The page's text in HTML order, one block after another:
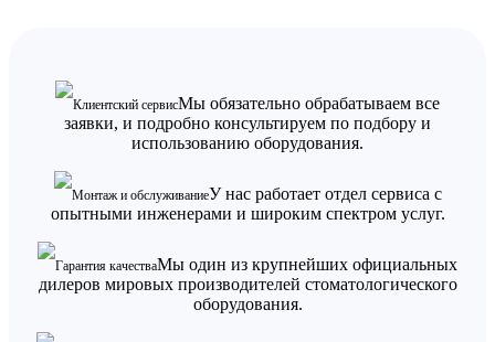
Клиентский сервисМы обязательно обрабатываем все
заявки, и подробно консультируем по подбору и
использованию оборудования.
Монтаж и обслуживаниеУ нас работает отдел сервиса с
опытными инженерами и широким спектром услуг.
Гарантия качестваМы один из крупнейших официальных
дилеров мировых производителей стоматологического
оборудования.